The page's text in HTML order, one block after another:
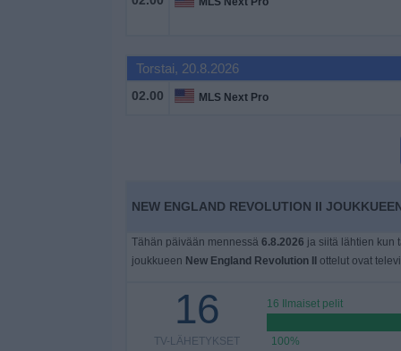
Torstai, 20.8.2026
02.00 MLS Next Pro
NEW ENGLAND REVOLUTION II
Tähän päivään mennessä 6.8.2026 ja siitä lähtien kun
joukkueen New England Revolution II ottelut ovat
16
TV-LÄHETYKSET
16 Ilmaiset pelit
100%